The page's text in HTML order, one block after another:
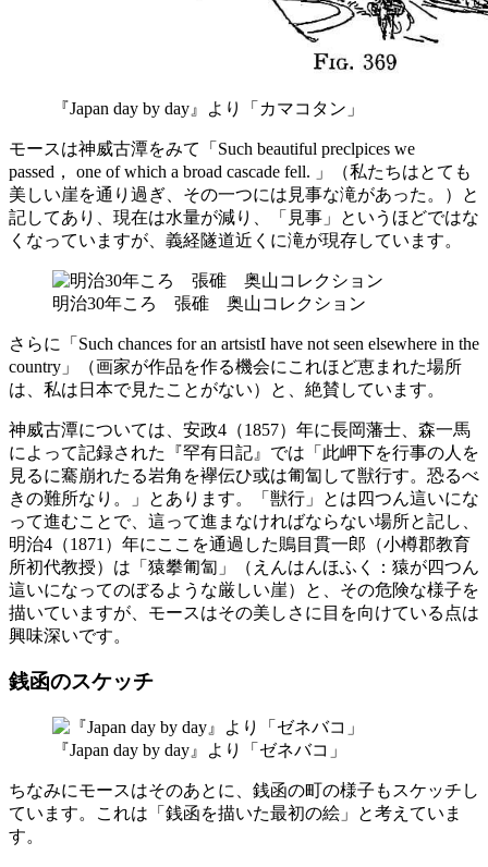
『Japan day by day』より「カマコタン」
モースは神威古潭をみて「Such beautiful preclpices we
passed， one of which a broad cascade fell. 」（私たちはとても
美しい崖を通り過ぎ、その一つには見事な滝があった。）と
記してあり、現在は水量が減り、「見事」というほどではな
くなっていますが、義経隧道近くに滝が現存しています。
明治30年ころ 張碓 奥山コレクション
さらに「Such chances for an artsistI have not seen elsewhere in the
country」（画家が作品を作る機会にこれほど恵まれた場所
は、私は日本で見たことがない）と、絶賛しています。
神威古潭については、安政4（1857）年に長岡藩士、森一馬
によって記録された『罕有日記』では「此岬下を行事の人を
見るに騫崩れたる岩角を襷伝ひ或は匍匐して獣行す。恐るべ
きの難所なり。」とあります。「獣行」とは四つん這いにな
って進むことで、這って進まなければならない場所と記し、
明治4（1871）年にここを通過した鵙目貫一郎（小樽郡教育
所初代教授）は「猿攀匍匐」（えんはんほふく：猿が四つん
這いになってのぼるような厳しい崖）と、その危険な様子を
描いていますが、モースはその美しさに目を向けている点は
興味深いです。
銭函のスケッチ
『Japan day by day』より「ゼネバコ」
ちなみにモースはそのあとに、銭函の町の様子もスケッチし
ています。これは「銭函を描いた最初の絵」と考えていま
す。